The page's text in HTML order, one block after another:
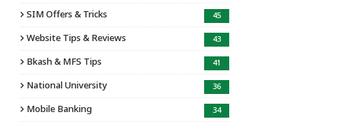
SIM Offers & Tricks 45
Website Tips & Reviews 43
Bkash & MFS Tips 41
National University 36
Mobile Banking 34